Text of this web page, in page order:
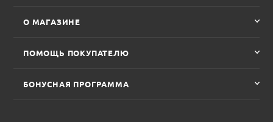
О МАГАЗИНЕ
ПОМОЩЬ ПОКУПАТЕЛЮ
БОНУСНАЯ ПРОГРАММА